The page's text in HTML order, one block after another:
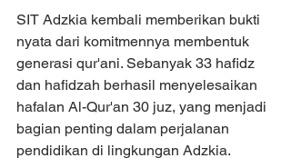
SIT Adzkia kembali memberikan bukti
nyata dari komitmennya membentuk
generasi qur'ani. Sebanyak 33 hafidz
dan hafidzah berhasil menyelesaikan
hafalan Al-Qur'an 30 juz, yang menjadi
bagian penting dalam perjalanan
pendidikan di lingkungan Adzkia.